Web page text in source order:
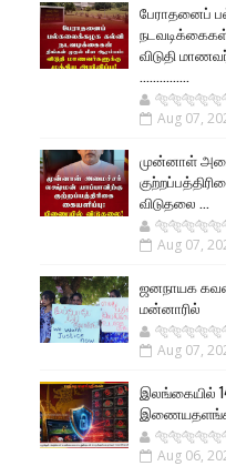
பேராதனைப்
விடுதி
...............
Aug 07,
முன்னாள்
விடுதலை ...
Aug 07,
ஜனநாயக
மன்னாரில்
Aug 07,
இலங்கையில்
Aug 06,